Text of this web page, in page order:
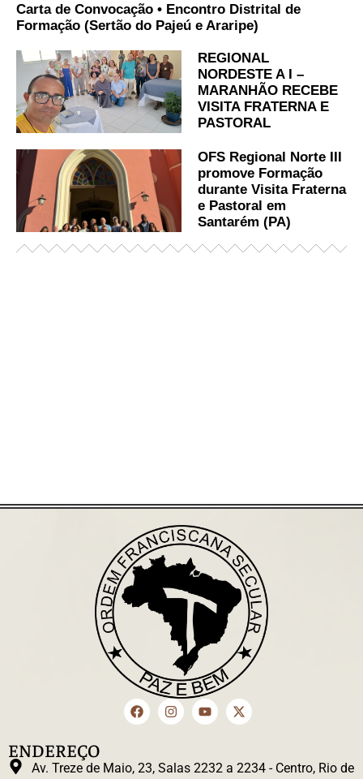
Carta de Convocação • Encontro Distrital de
Formação (Sertão do Pajeú e Araripe)
REGIONAL
NORDESTE A I –
MARANHÃO RECEBE
VISITA FRATERNA E
PASTORAL
OFS Regional Norte III
promove Formação
durante Visita Fraterna
e Pastoral em
Santarém (PA)
ENDEREÇO
Av. Treze de Maio, 23, Salas 2232 a 2234 - Centro, Rio de